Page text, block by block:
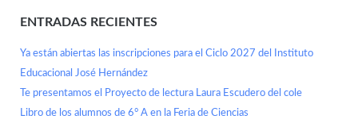
ENTRADAS RECIENTES
Ya están abiertas las inscripciones para el Ciclo 2027 del Instituto
Educacional José Hernández
Te presentamos el Proyecto de lectura Laura Escudero del cole
Libro de los alumnos de 6° A en la Feria de Ciencias